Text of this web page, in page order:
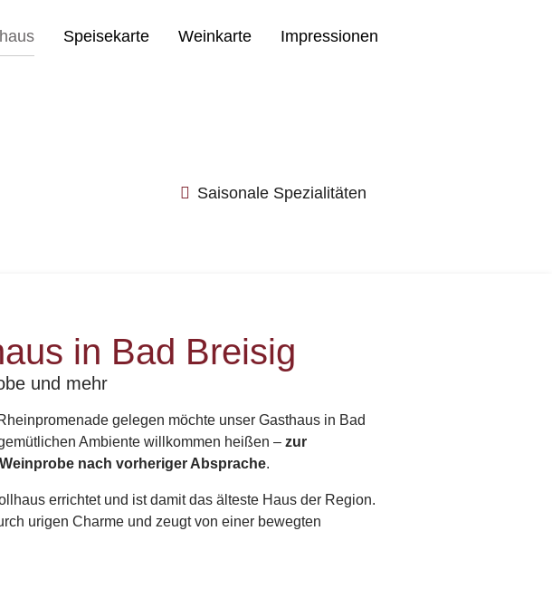
Speisekarte Weinkarte Impressionen
Saisonale Spezialitäten
in Bad Breisig
und mehr
gelegen möchte unser Gasthaus in Bad
Ambiente willkommen heißen – zur
Weinprobe nach vorheriger Absprache.
errichtet und ist damit das älteste Haus der Region.
urigen Charme und zeugt von einer bewegten